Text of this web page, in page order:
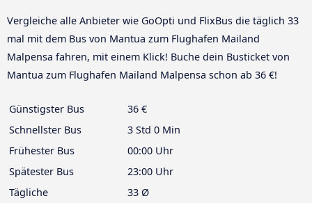
Vergleiche alle Anbieter wie GoOpti und FlixBus die täglich 33
mal mit dem Bus von Mantua zum Flughafen Mailand
Malpensa fahren, mit einem Klick! Buche dein Busticket von
Mantua zum Flughafen Mailand Malpensa schon ab 36 €!
Günstigster Bus
36 €
Schnellster Bus
3 Std 0 Min
Frühester Bus
00:00 Uhr
Spätester Bus
23:00 Uhr
Tägliche
33 Ø